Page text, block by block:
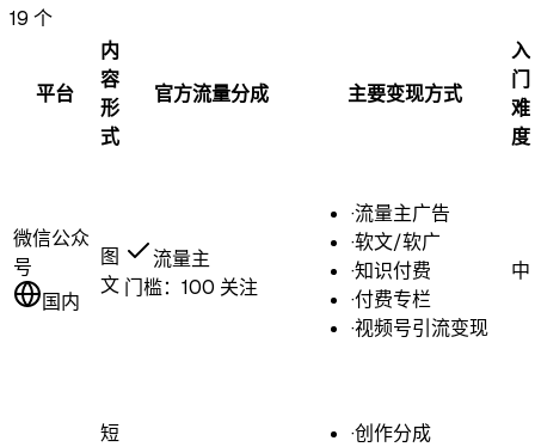
19 个
平台
内
容
形
式
官方流量分成 主要变现方式
入
门
难
度
微信公众
号
国内
图
文
流量主
门槛： 100 关注
·流量主广告
·软文/软广
·知识付费
·付费专栏
·视频号引流变现
中
短
·创作分成